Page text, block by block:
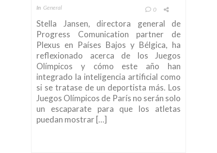
In General 0
Stella Jansen, directora general de
Progress Comunication partner de
Plexus en Países Bajos y Bélgica, ha
reflexionado acerca de los Juegos
Olímpicos y cómo este año han
integrado la inteligencia artificial como
si se tratase de un deportista más. Los
Juegos Olímpicos de París no serán solo
un escaparate para que los atletas
puedan mostrar […]